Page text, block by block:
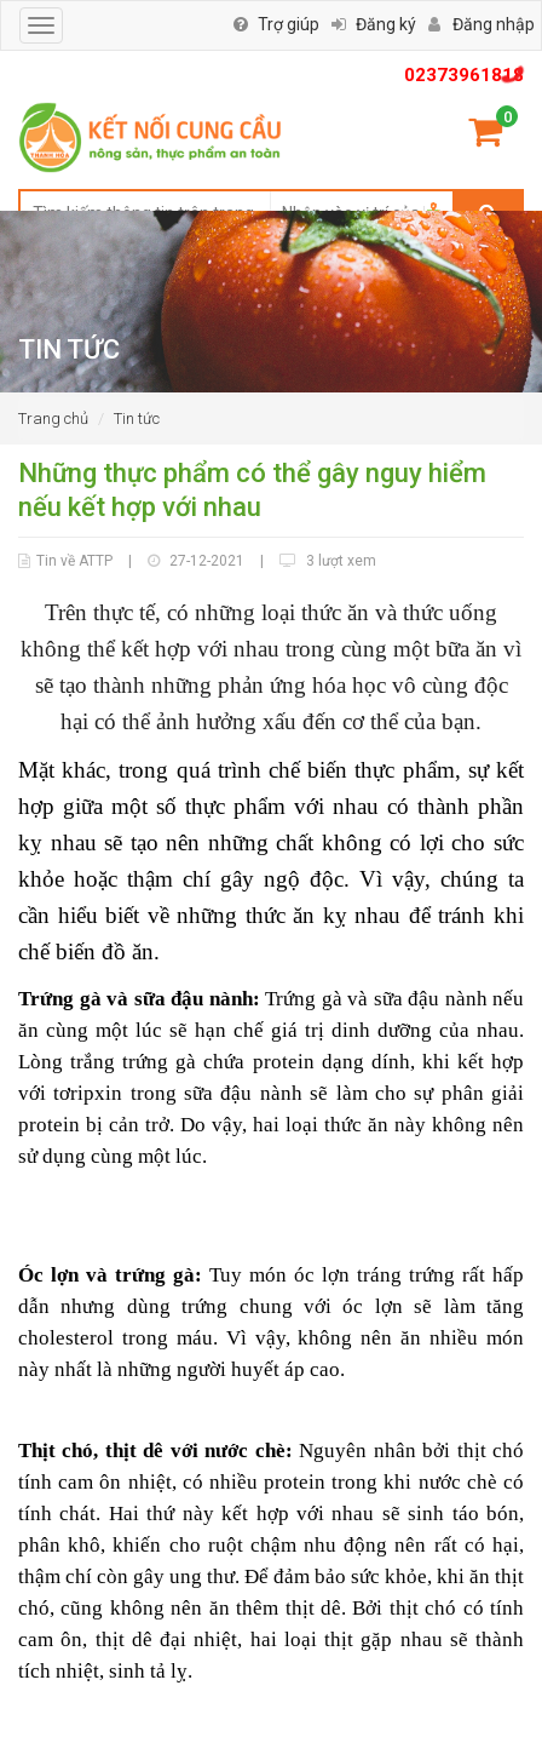
02373961818
0
Toggle
navigation
Trợ giúp Đăng ký Đăng nhập
TIN TỨC
Trang chủ Tin tức
Những thực phẩm có thể gây nguy hiểm
nếu kết hợp với nhau
Tin về ATTP 27-12-2021 3 lượt xem
Trên thực tế, có những loại thức ăn và thức uống
không thể kết hợp với nhau trong cùng một bữa ăn vì
sẽ tạo thành những phản ứng hóa học vô cùng độc
hại có thể ảnh hưởng xấu đến cơ thể của bạn.
Mặt khác, trong quá trình chế biến thực phẩm, sự kết
hợp giữa một số thực phẩm với nhau có thành phần
kỵ nhau sẽ tạo nên những chất không có lợi cho sức
khỏe hoặc thậm chí gây ngộ độc. Vì vậy, chúng ta
cần hiểu biết về những thức ăn kỵ nhau để tránh khi
chế biến đồ ăn.
Trứng gà và sữa đậu nành: Trứng gà và sữa đậu nành nếu
ăn cùng một lúc sẽ hạn chế giá trị dinh dưỡng của nhau.
Lòng trắng trứng gà chứa protein dạng dính, khi kết hợp
với tơripxin trong sữa đậu nành sẽ làm cho sự phân giải
protein bị cản trở. Do vậy, hai loại thức ăn này không nên
sử dụng cùng một lúc.
Óc lợn và trứng gà: Tuy món óc lợn tráng trứng rất hấp
dẫn nhưng dùng trứng chung với óc lợn sẽ làm tăng
cholesterol trong máu. Vì vậy, không nên ăn nhiều món
này nhất là những người huyết áp cao.
Thịt chó, thịt dê với nước chè: Nguyên nhân bởi thịt chó
tính cam ôn nhiệt, có nhiều protein trong khi nước chè có
tính chát. Hai thứ này kết hợp với nhau sẽ sinh táo bón,
phân khô, khiến cho ruột chậm nhu động nên rất có hại,
thậm chí còn gây ung thư. Để đảm bảo sức khỏe, khi ăn thịt
chó, cũng không nên ăn thêm thịt dê. Bởi thịt chó có tính
cam ôn, thịt dê đại nhiệt, hai loại thịt gặp nhau sẽ thành
tích nhiệt, sinh tả lỵ.